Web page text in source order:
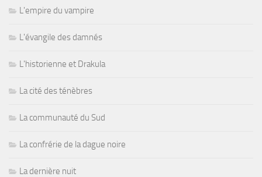
L'empire du vampire
L'évangile des damnés
L'historienne et Drakula
La cité des ténèbres
La communauté du Sud
La confrérie de la dague noire
La dernière nuit